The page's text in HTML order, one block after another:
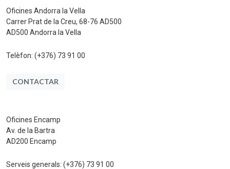
Oficines Andorra la Vella
Carrer Prat de la Creu, 68-76 AD500
AD500 Andorra la Vella
Telèfon: (+376) 73 91 00
CONTACTAR
Oficines Encamp
Av. de la Bartra
AD200 Encamp
Serveis generals: (+376) 73 91 00